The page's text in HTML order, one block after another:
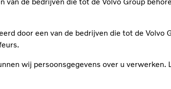
de bedrijven die tot de Volvo Group
door een van de bedrijven die tot de Volvo
wij persoonsgegevens over u verwerken.